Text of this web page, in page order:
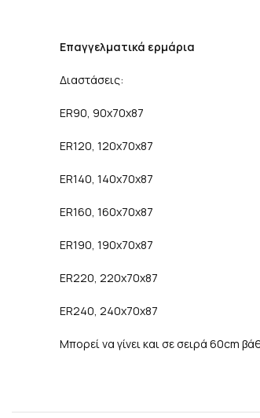
Επαγγελματικά ερμάρια
Διαστάσεις:
ER90, 90χ70χ87
ER120, 120χ70χ87
ER140, 140χ70χ87
ER160, 160χ70χ87
ER190, 190χ70χ87
ER220, 220χ70χ87
ER240, 240χ70χ87
Μπορεί να γίνει και σε σειρά 60cm